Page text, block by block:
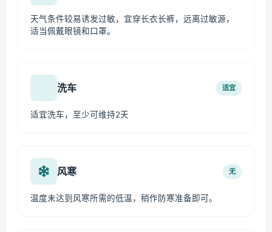
天气条件较易诱发过敏，宜穿长衣长裤，远离过敏源，
适当佩戴眼镜和口罩。
洗车 适宜
适宜洗车，至少可维持2天
风寒 无
温度未达到风寒所需的低温，稍作防寒准备即可。